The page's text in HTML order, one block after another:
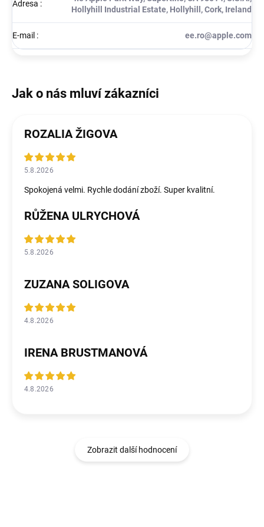
Adresa :
Hollyhill Industrial Estate, Hollyhill, Cork, Ireland
E-mail : ee.ro@apple.com
ROZALIA ŽIGOVA
5.8.2026
Spokojená velmi. Rychle dodání zboží. Super kvalitní.
RŮŽENA ULRYCHOVÁ
5.8.2026
ZUZANA SOLIGOVA
4.8.2026
IRENA BRUSTMANOVÁ
4.8.2026
Zobrazit další hodnocení